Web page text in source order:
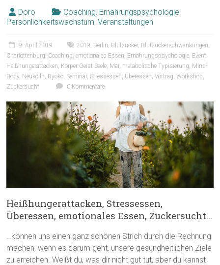
Doro Coaching, Ernährungspsychologie,
Persönlichkeitswachstum,Veranstaltungen
9. April 2019 2019, Berlin, Blutzucker, Blutzuckerschwankungen,
Charlottenburg, Coaching,emotionales Essen, Ernährungspsychologie, Event,
Heißhungerattacken, Körper Geist Seele, Mai, metabolische Typisierung, Mind-
Body, Neukölln, Ryoko, Seminar, Stressessen, Überessen,Vortrag,Workshop,
Zuckersucht
0 Kommentare
Heißhungerattacken, Stressessen,
Überessen, emotionales Essen, Zuckersucht…
…können uns einen ganz schönen Strich durch die Rechnung
machen, wenn es darum geht, unsere gesundheitlichen Ziele
zu erreichen. Weißt du, was dir nicht gut tut, aber du kannst